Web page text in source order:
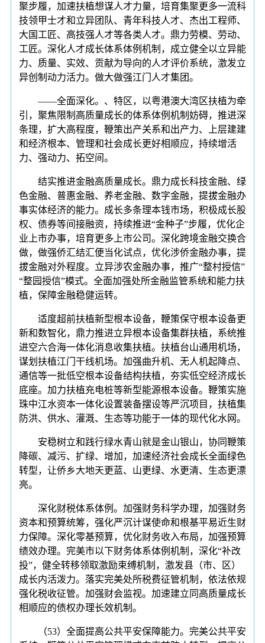
聚步履，加速扶植想谋人才力量，培育集聚更多一流科
技领甲士才和立异团队、青年科技人才、杰出工程师、
大国工匠、高技强人才等各类人才。鼎力劳模、劳动、
工匠。深化人才成长体系体例机制，成立健全以立异能
力、质量、实效、贡献为导向的人才评价系统，激发立
异创制动力活力。做大做强江门人才集团。
——全面深化。、特区，以粤港澳大湾区扶植为牵
引，聚焦限制高质量成长的体系体例机制妨碍，推进深
条理，扩大高程度，鞭策出产关系和出产力、上层建建
和经济根本、管理和社会成长更好相顺应，持续增活
力、强动力、拓空间。
结实推进金融高质量成长。鼎力成长科技金融、绿
色金融、普惠金融、养老金融、数字金融，提拔金融办
事实体经济的能力。成长多条理本钱市场，积极成长股
权、债券等间接融资，持续推进“金种子”步履，优化企
业上市办事，培育更多上市公司。深化跨境金融交换合
做，做强侨汇结汇便当化试点，优化涉侨金融办事，提
拔金融对外程度。立异涉农金融办事，推广“整村授信”
“整园授信”模式。全面加强处所金融监管系统和能力扶
植，保障金融稳健运转。
适度超前扶植新型根本设备，鞭策保守根本设备更
新和数智化，鼎力推进立异根本设备集群扶植，系统推
进空六合海一体化消息收集扶植。扶植台山通用机场，
谋划扶植江门干线机场。加强曲升机、无人机起降点、
通信等一批低空根本设备结构扶植，夯实低空经济成长
底座。加力扶植充电桩等新型能源根本设备。鞭策实施
珠中江水资本一体化设置装备摆设等严沉项目，扶植集
防洪、供水、灌溉、生态等功能于一体的现代化水网。
安稳树立和践行绿水青山就是金山银山，协同鞭策
降碳、减污、扩绿、增加，加速经济社会成长全面绿色
转型，让侨乡大地天更蓝、山更绿、水更清、生态更漂
亮。
深化财税体系体例。加强财务科学办理，加强财务
资本和预算统筹，强化严沉计谋使命和根基平易近生财
力保障。深化零基预算，优化财务收入布局，加强预算
绩效办理。完美市以下财务体系体例机制，深化“补改
投”，健全转移领取激励束缚机制，激发县（市、区）
成长内活泼力。落实完美处所税费征管机制，依法依规
强化税收征管。加强财会监视。加速建立同高质量成长
相顺应的债权办理长效机制。
（53）全面提高公共平安保障能力。完美公共平安